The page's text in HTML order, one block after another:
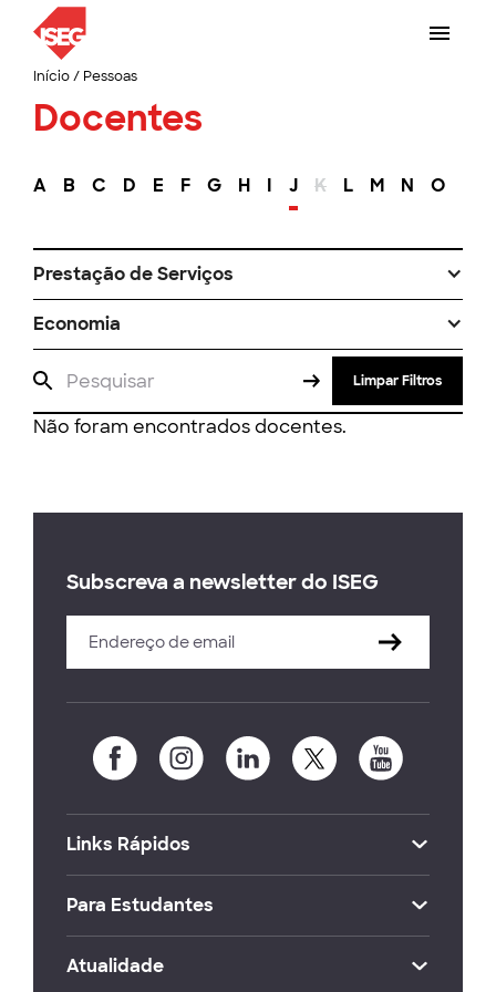
Início/ Pessoas
Docentes
A B C D E F G H I J K L M N O
Prestação de Serviços
Economia
Limpar Filtros
Não foram encontrados docentes.
Subscreva a newsletter do ISEG
Links Rápidos
Para Estudantes
Atualidade